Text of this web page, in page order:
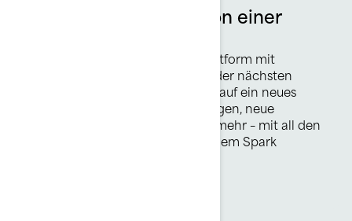
Die nächste Generation einer
Die Weiterentwicklung einer Plattform mit
weichen Linien und Funktionen der nächsten
Generation, die das Fahrerlebnis auf ein neues
Niveau heben. Leichteres Aufsteigen, neue
Ausstattungsmöglichkeiten und mehr – mit all den
Qualitäten, die einen Spark zu einem Spark